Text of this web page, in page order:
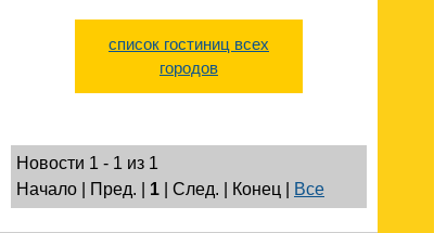
список гостиниц всех
городов
Новости 1 - 1 из 1
Начало | Пред. | 1 | След. | Конец Все